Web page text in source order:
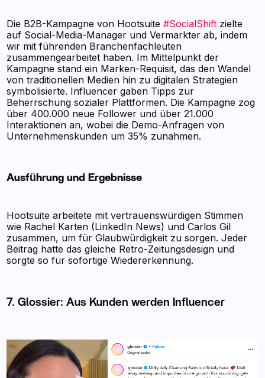
Die B2B-Kampagne von Hootsuite#SocialShift zielte
auf Social-Media-Manager und Vermarkter ab, indem
wir mit führenden Branchenfachleuten
zusammengearbeitet haben. Im Mittelpunkt der
Kampagne stand ein Marken-Requisit, das den Wandel
von traditionellen Medien hin zu digitalen Strategien
symbolisierte. Influencer gaben Tipps zur
Beherrschung sozialer Plattformen. Die Kampagne zog
über 400.000 neue Follower und über 21.000
Interaktionen an, wobei die Demo-Anfragen von
Unternehmenskunden um 35% zunahmen.
Ausführung und Ergebnisse
Hootsuite arbeitete mit vertrauenswürdigen Stimmen
wie Rachel Karten (LinkedIn News) und Carlos Gil
zusammen, um für Glaubwürdigkeit zu sorgen. Jeder
Beitrag hatte das gleiche Retro-Zeitungsdesign und
sorgte so für sofortige Wiedererkennung.
7. Glossier: Aus Kunden werden Influencer